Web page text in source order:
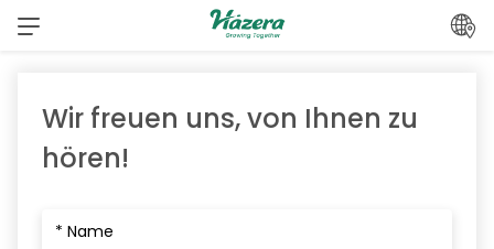
Zum
Inhalt
Wir freuen uns, von Ihnen zu
hören!